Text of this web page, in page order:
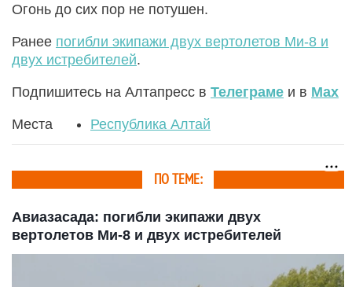
Огонь до сих пор не потушен.
Ранее погибли экипажи двух вертолетов Ми-8 и
двух истребителей.
Подпишитесь на Алтапресс в Телеграме и в Max
Места Республика Алтай
ПО ТЕМЕ:
Авиазасада: погибли экипажи двух
вертолетов Ми-8 и двух истребителей